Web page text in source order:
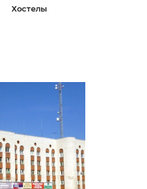
Хостелы